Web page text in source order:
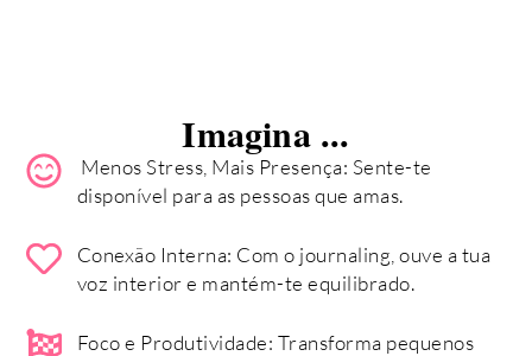
Imagina ...
Menos Stress, Mais Presença: Sente-te
disponível para as pessoas que amas.
Conexão Interna: Com o journaling, ouve a tua
voz interior e mantém-te equilibrado.
Foco e Produtividade: Transforma pequenos